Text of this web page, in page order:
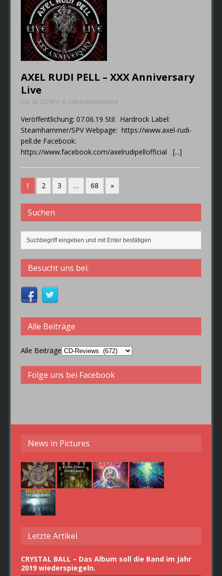
AXEL RUDI PELL – XXX Anniversary
Live
Juli 16, 2019 // 6.198 Kommentare
Veröffentlichung: 07.06.19 Stil: Hardrock Label:
Steamhammer/SPV Webpage: https://www.axel-rudi-
pell.de Facebook:
https://www.facebook.com/axelrudipellofficial[...]
1 2 3 … 68 »
Suchen
Besucht uns bei:
Alle Beiträge
Alle Beiträge
Folge uns bei Facebook
News in Pictures
Letzte Artikel
CRYSTAL BALL – Das Album soll die Band im Jahr
2019 wiederspiegeln.